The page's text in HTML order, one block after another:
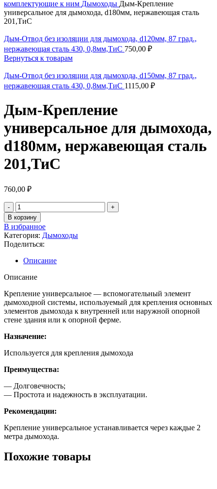
комплектующие к ним Дымоходы Дым-Крепление
универсальное для дымохода, d180мм, нержавеющая сталь
201,ТиС
Дым-Отвод без изоляции для дымохода, d120мм, 87 град.,
нержавеющая сталь 430, 0,8мм,ТиС 750,00 ₽
Вернуться к товарам
Дым-Отвод без изоляции для дымохода, d150мм, 87 град.,
нержавеющая сталь 430, 0,8мм,ТиС 1115,00 ₽
Дым-Крепление
универсальное для дымохода,
d180мм, нержавеющая сталь
201,ТиС
760,00 ₽
Количество
товара
Дым-
Крепление
универсальное
для
дымохода,
d180мм,
нержавеющая
201,ТиС
В корзину
В избранное
Категория: Дымоходы
Поделиться:
Описание
Описание
Крепление универсальное — вспомогательный элемент
дымоходной системы, используемый для крепления основных
элементов дымохода к внутренней или наружной опорной
стене здания или к опорной ферме.
Назначение:
Используется для крепления дымохода
Преимущества:
— Долговечность;
— Простота и надежность в эксплуатации.
Рекомендации:
Крепление универсальное устанавливается через каждые 2
метра дымохода.
Похожие товары